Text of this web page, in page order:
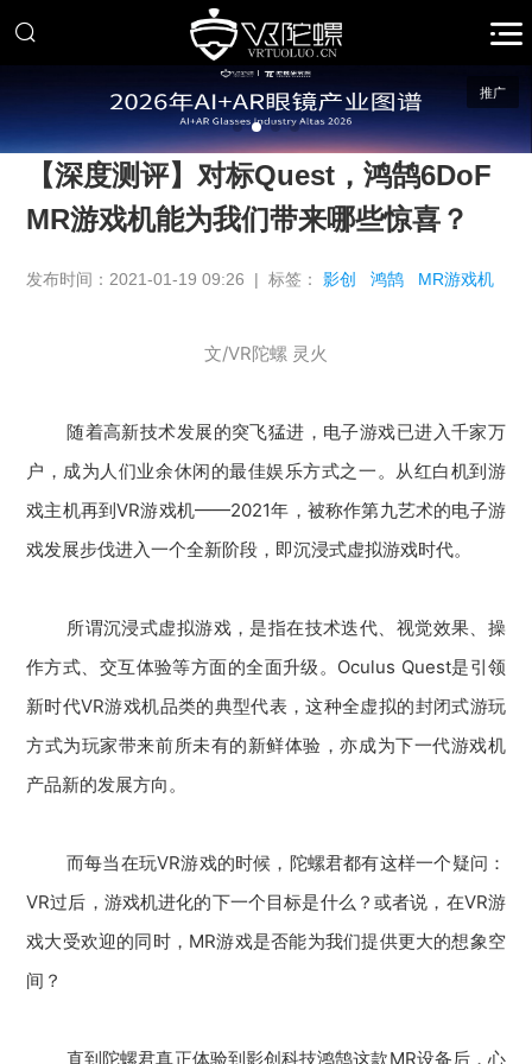
推广
【深度测评】对标Quest，鸿鹄6DoF
MR游戏机能为我们带来哪些惊喜？
发布时间：2021-01-19 09:26 | 标签：影创 鸿鹄 MR游戏机
文/VR陀螺 灵火
随着高新技术发展的突飞猛进，电子游戏已进入千家万
户，成为人们业余休闲的最佳娱乐方式之一。从红白机到游
戏主机再到VR游戏机——2021年，被称作第九艺术的电子游
戏发展步伐进入一个全新阶段，即沉浸式虚拟游戏时代。
所谓沉浸式虚拟游戏，是指在技术迭代、视觉效果、操
作方式、交互体验等方面的全面升级。Oculus Quest是引领
新时代VR游戏机品类的典型代表，这种全虚拟的封闭式游玩
方式为玩家带来前所未有的新鲜体验，亦成为下一代游戏机
产品新的发展方向。
而每当在玩VR游戏的时候，陀螺君都有这样一个疑问：
VR过后，游戏机进化的下一个目标是什么？或者说，在VR游
戏大受欢迎的同时，MR游戏是否能为我们提供更大的想象空
间？
直到陀螺君真正体验到影创科技鸿鹄这款MR设备后，心